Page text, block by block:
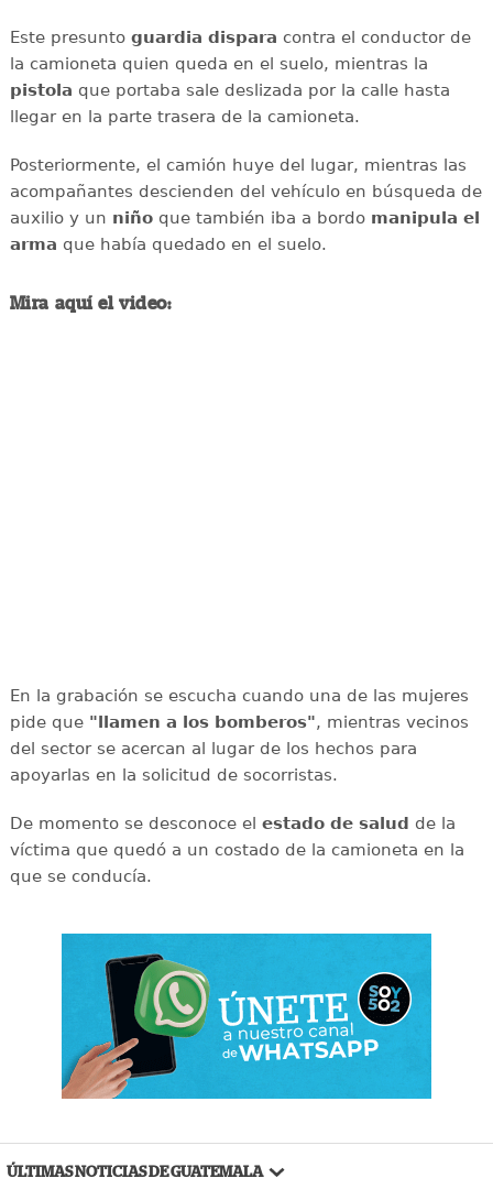
Este presunto guardia dispara contra el conductor de
la camioneta quien queda en el suelo, mientras la
pistola que portaba sale deslizada por la calle hasta
llegar en la parte trasera de la camioneta.
Posteriormente, el camión huye del lugar, mientras las
acompañantes descienden del vehículo en búsqueda de
auxilio y un niñoque también iba a bordo manipula el
arma que había quedado en el suelo.
Mira aquí el video:
En la grabación se escucha cuando una de las mujeres
pide que "llamen a los bomberos", mientras vecinos
del sector se acercan al lugar de los hechos para
apoyarlas en la solicitud de socorristas.
De momento se desconoce el estado de salud de la
víctima que quedó a un costado de la camioneta en la
que se conducía.
ÚLTIMAS NOTICIAS DE GUATEMALA